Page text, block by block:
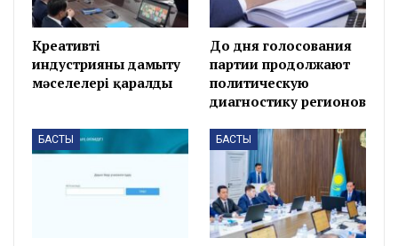
Креативті
индустрияны дамыту
мәселелері қаралды
До дня голосования
партии продолжают
политическую
диагностику регионов
БАСТЫ БАСТЫ